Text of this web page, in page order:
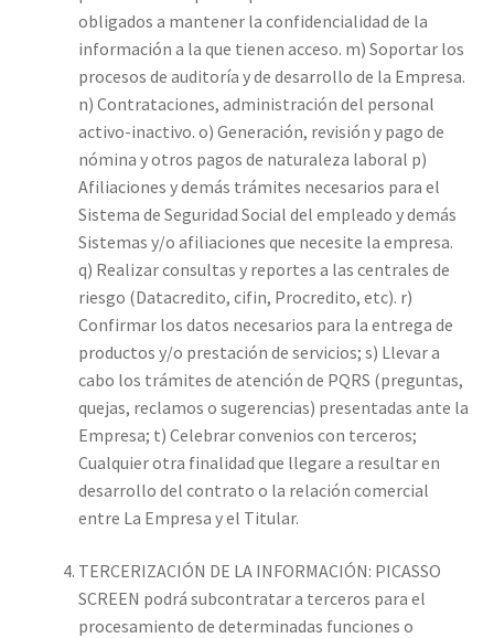
obligados a mantener la confidencialidad de la
información a la que tienen acceso. m) Soportar los
procesos de auditoría y de desarrollo de la Empresa.
n) Contrataciones, administración del personal
activo-inactivo. o) Generación, revisión y pago de
nómina y otros pagos de naturaleza laboral p)
Afiliaciones y demás trámites necesarios para el
Sistema de Seguridad Social del empleado y demás
Sistemas y/o afiliaciones que necesite la empresa.
q) Realizar consultas y reportes a las centrales de
riesgo (Datacredito, cifin, Procredito, etc). r)
Confirmar los datos necesarios para la entrega de
productos y/o prestación de servicios; s) Llevar a
cabo los trámites de atención de PQRS (preguntas,
quejas, reclamos o sugerencias) presentadas ante la
Empresa; t) Celebrar convenios con terceros;
Cualquier otra finalidad que llegare a resultar en
desarrollo del contrato o la relación comercial
entre La Empresa y el Titular.
TERCERIZACIÓN DE LA INFORMACIÓN: PICASSO
SCREEN podrá subcontratar a terceros para el
procesamiento de determinadas funciones o